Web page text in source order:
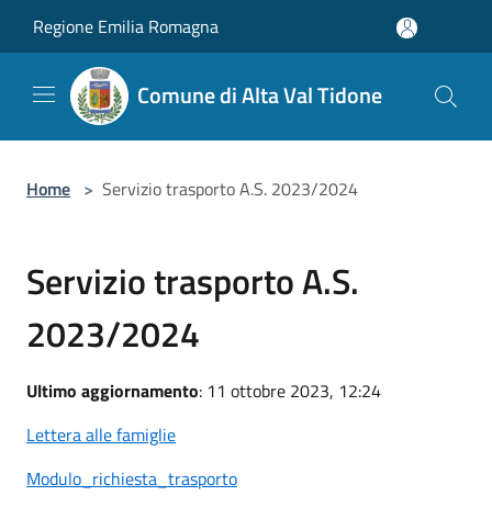
Regione Emilia Romagna
Comune di Alta Val Tidone
Home > Servizio trasporto A.S. 2023/2024
Servizio trasporto A.S.
2023/2024
Ultimo aggiornamento: 11 ottobre 2023, 12:24
Lettera alle famiglie
Modulo_richiesta_trasporto